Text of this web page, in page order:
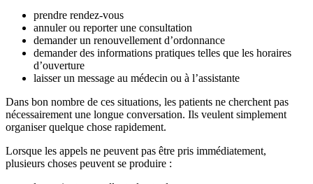
prendre rendez-vous
annuler ou reporter une consultation
demander un renouvellement d’ordonnance
demander des informations pratiques telles que les horaires
d’ouverture
laisser un message au médecin ou à l’assistante
Dans bon nombre de ces situations, les patients ne cherchent pas
nécessairement une longue conversation. Ils veulent simplement
organiser quelque chose rapidement.
Lorsque les appels ne peuvent pas être pris immédiatement,
plusieurs choses peuvent se produire :